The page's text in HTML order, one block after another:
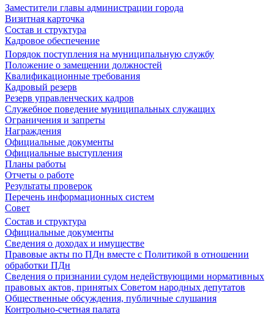
Заместители главы администрации города
Визитная карточка
Состав и структура
Кадровое обеспечение
Порядок поступления на муниципальную службу
Положение о замещении должностей
Квалификационные требования
Кадровый резерв
Резерв управленческих кадров
Служебное поведение муниципальных служащих
Ограничения и запреты
Награждения
Официальные документы
Официальные выступления
Планы работы
Отчеты о работе
Результаты проверок
Перечень информационных систем
Совет
Состав и структура
Официальные документы
Сведения о доходах и имуществе
Правовые акты по ПДн вместе с Политикой в отношении
обработки ПДн
Сведения о признании судом недействующими нормативных
правовых актов, принятых Советом народных депутатов
Общественные обсуждения, публичные слушания
Контрольно-счетная палата